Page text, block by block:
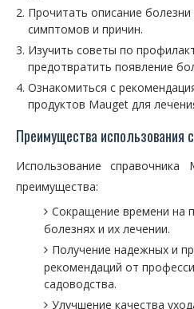
Прочитать описание
симптомов и причин.
Изучить советы по
предотвратить появление
Ознакомиться с
продуктов Mauget для
Преимущества использования
Использование
преимущества:
Сокращение времени на
болезнях и их лечении.
Получение надежных и
рекомендаций от
садоводства.
Улучшение качества